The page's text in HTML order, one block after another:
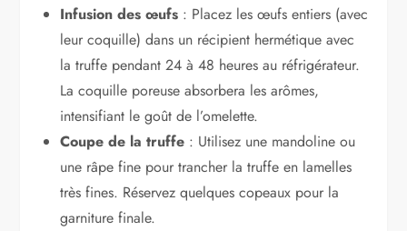
Infusion des œufs : Placez les œufs entiers (avec
leur coquille) dans un récipient hermétique avec
la truffe pendant 24 à 48 heures au réfrigérateur.
La coquille poreuse absorbera les arômes,
intensifiant le goût de l’omelette.
Coupe de la truffe : Utilisez une mandoline ou
une râpe fine pour trancher la truffe en lamelles
très fines. Réservez quelques copeaux pour la
garniture finale.